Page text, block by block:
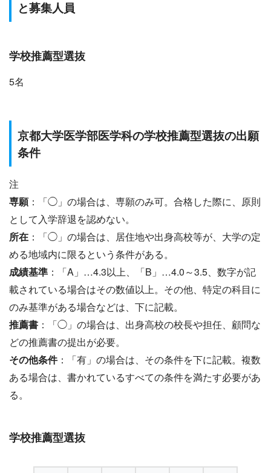
と募集人員
学校推薦型選抜
5名
京都大学医学部医学科の学校推薦型選抜の出願
条件
注
専願：「◯」の場合は、専願のみ可。合格した際に、原則
として入学辞退を認めない。
所在 ：「◯」の場合は、居住地や出身高校等が、大学の定
める地域内に限るという条件がある。
成績基準 ：「A」…4.3以上、「B」…4.0～3.5、数字が記
載されている場合はその数値以上。その他、特定の科目に
のみ基準がある場合などは、下に記載。
推薦書 ：「◯」の場合は、出身高校の校長や担任、顧問な
どの推薦書の提出が必要。
その他条件：「有」の場合は、その条件を下に記載。複数
ある場合は、書かれているすべての条件を満たす必要があ
る。
学校推薦型選抜